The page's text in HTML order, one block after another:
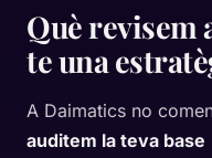
Què revisem
te una
A Daimatics no
auditem la teva base